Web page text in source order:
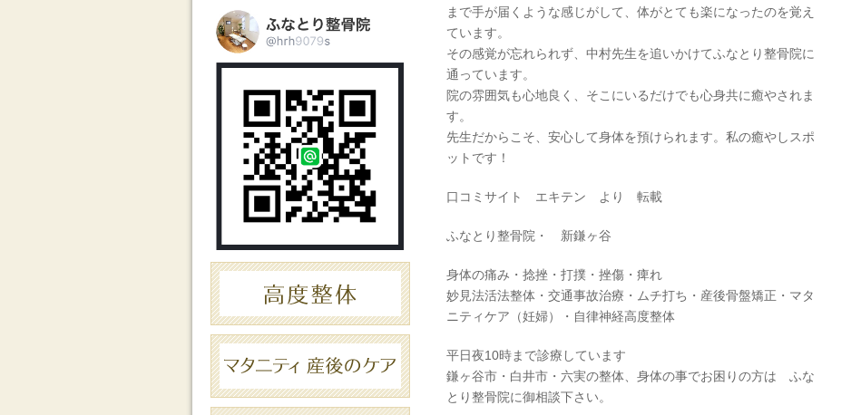
まで手が届くような感じがして、体がとても楽になったのを覚え
ています。
その感覚が忘れられず、中村先生を追いかけてふなとり整骨院に
通っています。
院の雰囲気も心地良く、そこにいるだけでも心身共に癒やされま
す。
先生だからこそ、安心して身体を預けられます。私の癒やしスポ
ットです！
口コミサイト エキテン より 転載
ふなとり整骨院・ 新鎌ヶ谷
身体の痛み・捻挫・打撲・挫傷・痺れ
妙見法活法整体・交通事故治療・ムチ打ち・産後骨盤矯正・マタ
ニティケア（妊婦）・自律神経高度整体
平日夜10時まで診療しています
鎌ヶ谷市・白井市・六実の整体、身体の事でお困りの方は ふな
とり整骨院に御相談下さい。